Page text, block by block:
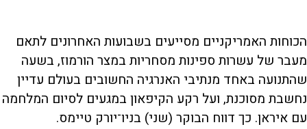
הכוחות האמריקניים מסייעים בשבועות האחרונים לתאם
מעבר של עשרות ספינות מסחריות במצר הורמוז, בשעה
שהתנועה באחד מנתיבי האנרגיה החשובים בעולם עדיין
נחשבת מסוכנת, ועל רקע הקיפאון במגעים לסיום המלחמה
עם איראן. כך דווח הבוקר (שני) בניו־יורק טיימס.